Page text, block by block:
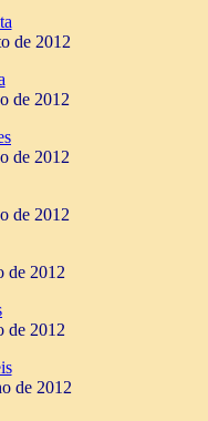
de 2012
de 2012
de 2012
de 2012
de 2012
de 2012
de 2012